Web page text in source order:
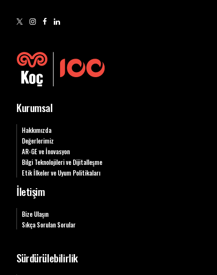
Kurumsal
Hakkımızda
Değerlerimiz
AR-GE ve İnovasyon
Bilgi Teknolojileri ve Dijitalleşme
Etik İlkeler ve Uyum Politikaları
İletişim
Bize Ulaşın
Sıkça Sorulan Sorular
Sürdürülebilirlik